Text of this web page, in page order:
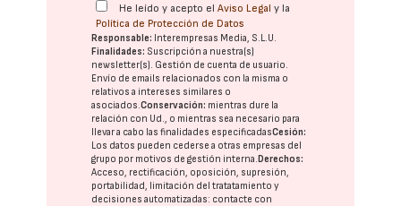
He leído y acepto elAviso Legal y la
Política de Protección de Datos
Responsable: Interempresas Media, S.L.U.
Finalidades: Suscripción a nuestra(s)
newsletter(s). Gestión de cuenta de usuario.
Envío de emails relacionados con la misma o
relativos a intereses similares o
asociados.Conservación: mientras dure la
relación con Ud., o mientras sea necesario para
llevar a cabo las finalidades especificadasCesión:
Los datos pueden cederse a otras empresas del
grupo por motivos de gestión interna.Derechos:
Acceso, rectificación, oposición, supresión,
portabilidad, limitación del tratatamiento y
decisiones automatizadas: contacte con